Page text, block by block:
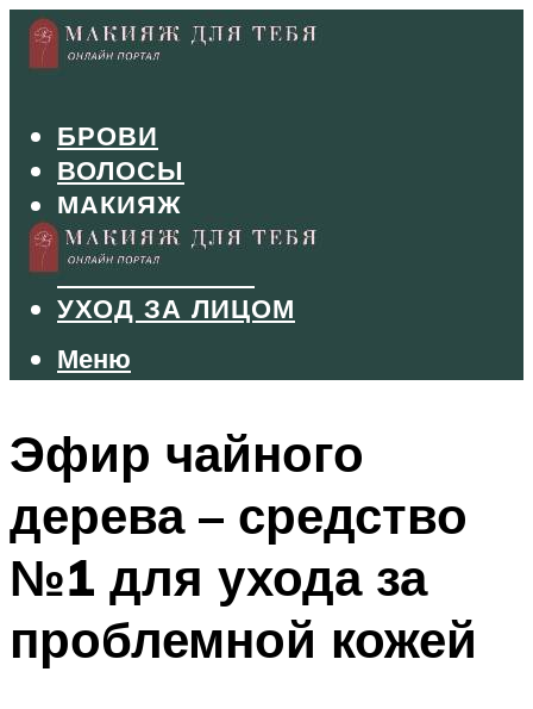
БРОВИ
ВОЛОСЫ
МАКИЯЖ
МАНИКЮР
ТУШЬ И ТЕНИ
УХОД ЗА ЛИЦОМ
Меню
Меню
Эфир чайного
дерева – средство
№1 для ухода за
проблемной кожей